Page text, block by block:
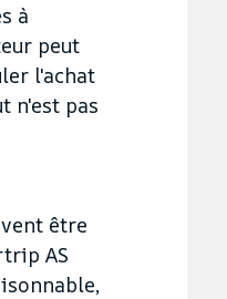
à
peut
l'achat
n'est pas
être
AS